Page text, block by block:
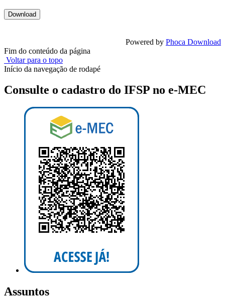
Powered by Phoca Download
Fim do conteúdo da página
Voltar para o topo
Início da navegação de rodapé
Consulte o cadastro do IFSP no e-MEC
Assuntos